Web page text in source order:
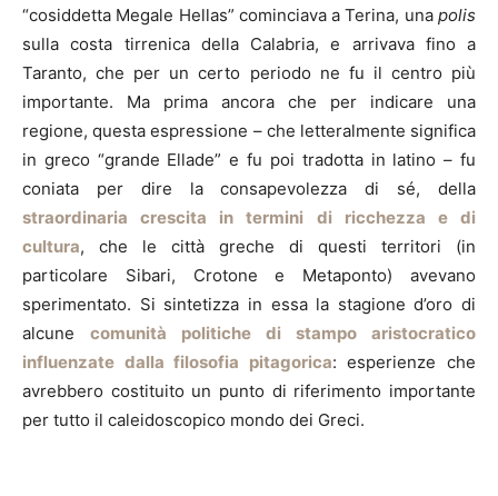
“cosiddetta Megale Hellas” cominciava a Terina, una polis
sulla costa tirrenica della Calabria, e arrivava fino a
Taranto, che per un certo periodo ne fu il centro più
importante. Ma prima ancora che per indicare una
regione, questa espressione – che letteralmente significa
in greco “grande Ellade” e fu poi tradotta in latino – fu
coniata per dire la consapevolezza di sé, della
straordinaria crescita in termini di ricchezza e di
cultura, che le città greche di questi territori (in
particolare Sibari, Crotone e Metaponto) avevano
sperimentato. Si sintetizza in essa la stagione d’oro di
alcune comunità politiche di stampo aristocratico
influenzate dalla filosofia pitagorica: esperienze che
avrebbero costituito un punto di riferimento importante
per tutto il caleidoscopico mondo dei Greci.